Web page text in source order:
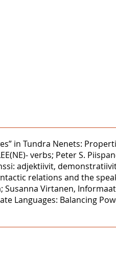
in Tundra Nenets:
verbs; Peter S.
adjektiivit,
relations and the
Virtanen,
Languages: Balancing